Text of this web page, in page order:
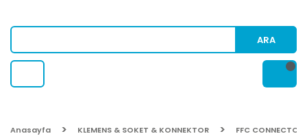
ARA
Anasayfa KLEMENS & SOKET & KONNEKTOR FFC